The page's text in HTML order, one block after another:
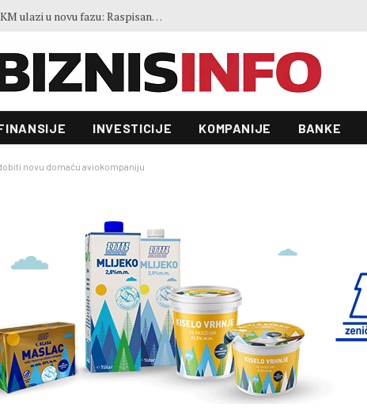
Zgrada Autocesta FBiH od 22 miliona KM ulazi u novu fazu: Raspisan tender vrijedan 70.000 KM
INVESTICIJE KOMPANIJE BANKE
dobiti novu domaću aviokompaniju